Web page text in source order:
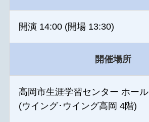
開演 14:00 (開場 13:30)
開催場所
高岡市生涯学習センター ホール
(ウイング･ウイング高岡 4階)